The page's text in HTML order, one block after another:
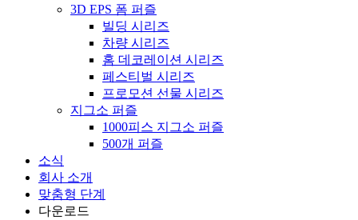
3D EPS 폼 퍼즐
빌딩 시리즈
차량 시리즈
홈 데코레이션 시리즈
페스티벌 시리즈
프로모션 선물 시리즈
지그소 퍼즐
1000피스 지그소 퍼즐
500개 퍼즐
소식
회사 소개
맞춤형 단계
다운로드